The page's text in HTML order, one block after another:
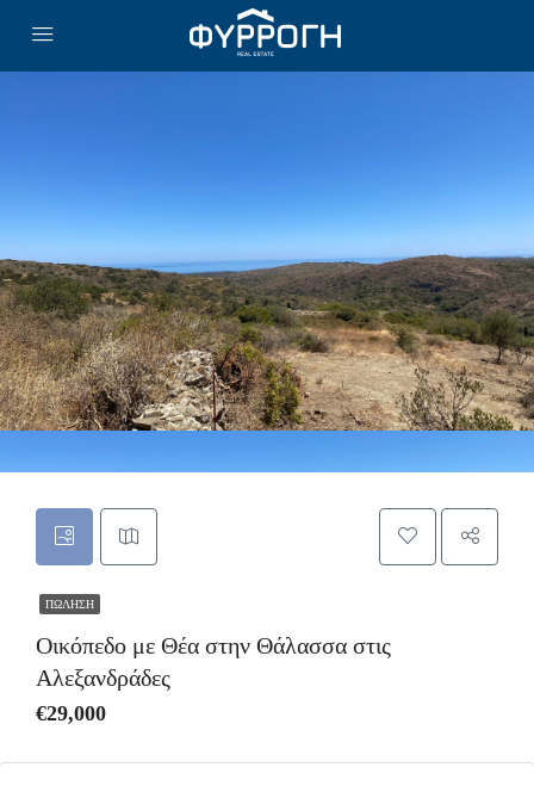
ΠΏΛΗΣΗ
Οικόπεδο με Θέα στην Θάλασσα στις
Αλεξανδράδες
€29,000